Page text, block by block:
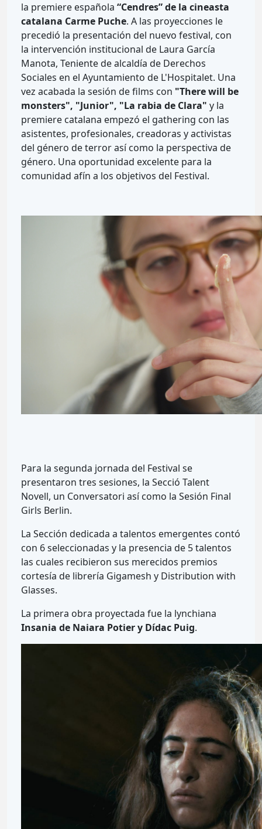
la premiere española “Cendres” de la cineasta
catalana Carme Puche. A las proyecciones le
precedió la presentación del nuevo festival, con
la intervención institucional de Laura García
Manota, Teniente de alcaldía de Derechos
Sociales en el Ayuntamiento de L'Hospitalet. Una
vez acabada la sesión de films con "There will be
monsters", "Junior", "La rabia de Clara" y la
premiere catalana empezó el gathering con las
asistentes, profesionales, creadoras y activistas
del género de terror así como la perspectiva de
género. Una oportunidad excelente para la
comunidad afín a los objetivos del Festival.
Para la segunda jornada del Festival se
presentaron tres sesiones, la Secció Talent
Novell, un Conversatori así como la Sesión Final
Girls Berlin.
La Sección dedicada a talentos emergentes contó
con 6 seleccionadas y la presencia de 5 talentos
las cuales recibieron sus merecidos premios
cortesía de librería Gigamesh y Distribution with
Glasses.
La primera obra proyectada fue la lynchiana
Insania de Naiara Potier y Dídac Puig.